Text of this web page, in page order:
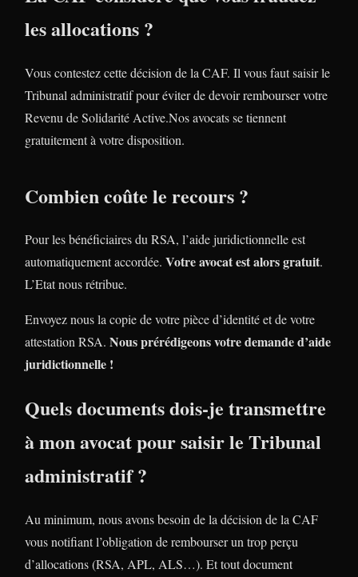
les allocations ?
Vous contestez cette décision de la CAF. Il vous faut saisir le
Tribunal administratif pour éviter de devoir rembourser votre
Revenu de Solidarité Active.Nos avocats se tiennent
gratuitement à votre disposition.
Combien coûte le recours ?
Pour les bénéficiaires du RSA, l’aide juridictionnelle est
automatiquement accordée. Votre avocat est alors gratuit.
L’Etat nous rétribue.
Envoyez nous la copie de votre pièce d’identité et de votre
attestation RSA. Nous prérédigeons votre demande d’aide
juridictionnelle !
Quels documents dois-je transmettre
à mon avocat pour saisir le Tribunal
administratif ?
Au minimum, nous avons besoin de la décision de la CAF
vous notifiant l’obligation de rembourser un trop perçu
d’allocations (RSA, APL, ALS…). Et tout document